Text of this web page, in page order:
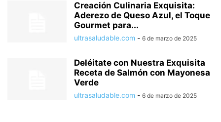
Creación Culinaria Exquisita:
Aderezo de Queso Azul, el Toque
Gourmet para...
ultrasaludable.com - 6 de marzo de 2025
Deléitate con Nuestra Exquisita
Receta de Salmón con Mayonesa
Verde
ultrasaludable.com - 6 de marzo de 2025